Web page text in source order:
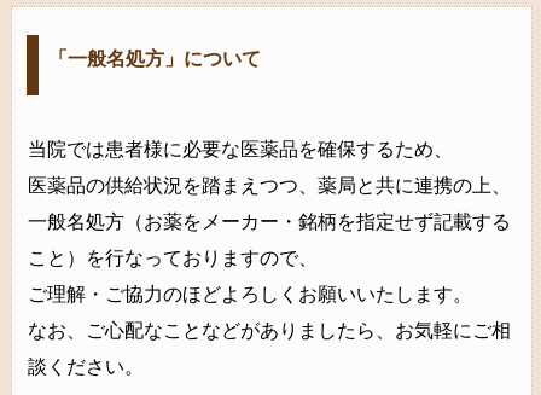
「一般名処方」について
当院では患者様に必要な医薬品を確保するため、
医薬品の供給状況を踏まえつつ、薬局と共に連携の上、
一般名処方（お薬をメーカー・銘柄を指定せず記載する
こと）を行なっておりますので、
ご理解・ご協力のほどよろしくお願いいたします。
なお、ご心配なことなどがありましたら、お気軽にご相
談ください。